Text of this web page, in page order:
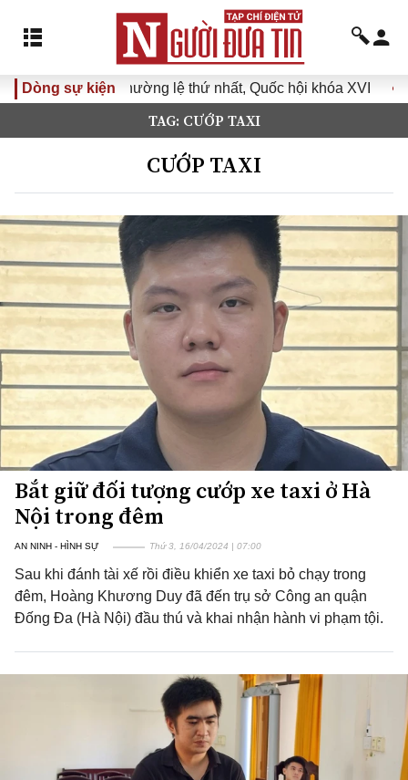
Dòng sự kiện
lệ thứ nhất, Quốc hội khóa XVI Đưa Nghị quyết Đại hội
TAG: CƯỚP TAXI
CƯỚP TAXI
Bắt giữ đối tượng cướp xe taxi ở Hà
Nội trong đêm
AN NINH - HÌNH SỰ Thứ 3, 16/04/2024 | 07:00
Sau khi đánh tài xế rồi điều khiển xe taxi bỏ chạy trong
đêm, Hoàng Khương Duy đã đến trụ sở Công an quận
Đống Đa (Hà Nội) đầu thú và khai nhận hành vi phạm tội.